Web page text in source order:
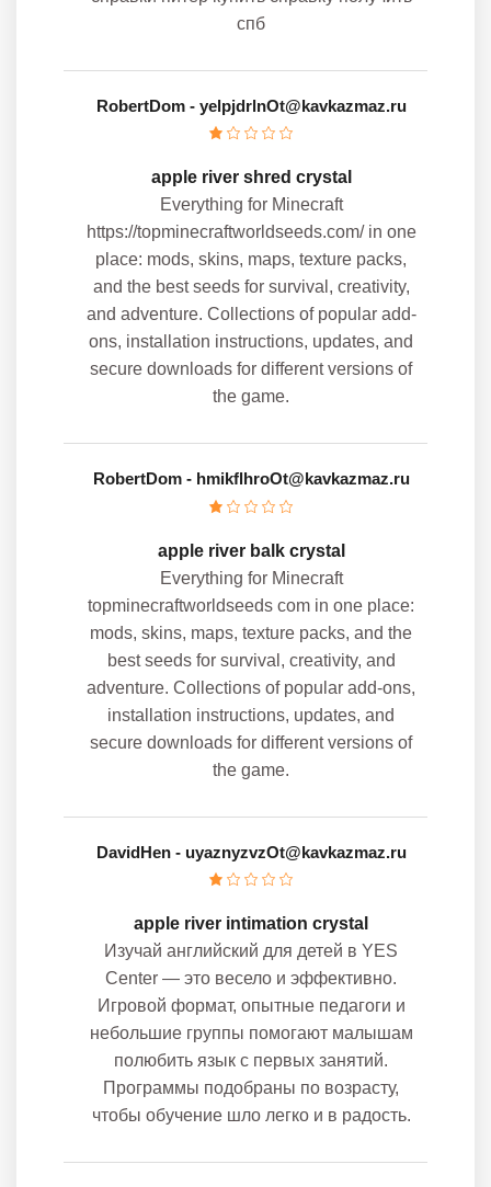
спб
RobertDom - yelpjdrlnOt@kavkazmaz.ru
apple river shred crystal
Everything for Minecraft
https://topminecraftworldseeds.com/ in one
place: mods, skins, maps, texture packs,
and the best seeds for survival, creativity,
and adventure. Collections of popular add-
ons, installation instructions, updates, and
secure downloads for different versions of
the game.
RobertDom - hmikflhroOt@kavkazmaz.ru
apple river balk crystal
Everything for Minecraft
topminecraftworldseeds com in one place:
mods, skins, maps, texture packs, and the
best seeds for survival, creativity, and
adventure. Collections of popular add-ons,
installation instructions, updates, and
secure downloads for different versions of
the game.
DavidHen - uyaznyzvzOt@kavkazmaz.ru
apple river intimation crystal
Изучай английский для детей в YES
Center — это весело и эффективно.
Игровой формат, опытные педагоги и
небольшие группы помогают малышам
полюбить язык с первых занятий.
Программы подобраны по возрасту,
чтобы обучение шло легко и в радость.